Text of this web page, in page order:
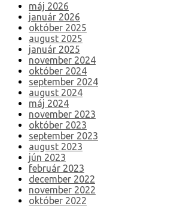
máj 2026
január 2026
október 2025
august 2025
január 2025
november 2024
október 2024
september 2024
august 2024
máj 2024
november 2023
október 2023
september 2023
august 2023
jún 2023
február 2023
december 2022
november 2022
október 2022